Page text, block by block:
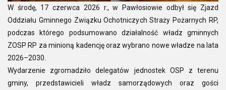
W środę, 17 czerwca 2026 r., w Pawłosiowie odbył się Zjazd
Oddziału Gminnego Związku Ochotniczych Straży Pożarnych RP,
podczas którego podsumowano działalność władz gminnych
ZOSP RP za minioną kadencję oraz wybrano nowe władze na lata
2026–2030.
Wydarzenie zgromadziło delegatów jednostek OSP z terenu
gminy, przedstawicieli władz samorządowych oraz gości